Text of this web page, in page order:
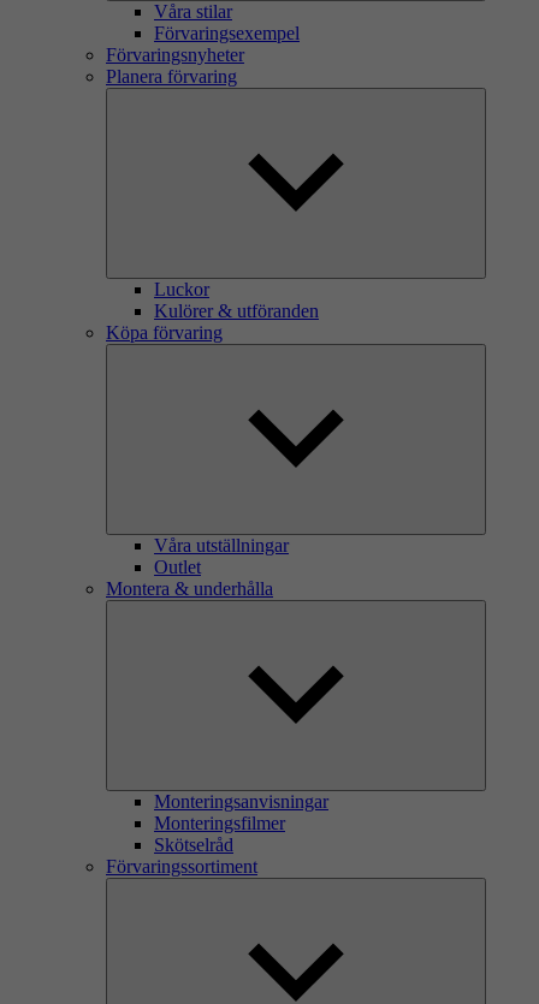
Våra stilar
Förvaringsexempel
Förvaringsnyheter
Planera förvaring
Luckor
Kulörer & utföranden
Köpa förvaring
Våra utställningar
Outlet
Montera & underhålla
Monteringsanvisningar
Monteringsfilmer
Skötselråd
Förvaringssortiment